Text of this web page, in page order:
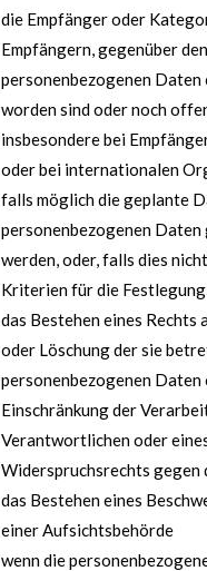
die Empfänger oder
Empfängern, gegenüber
personenbezogenen
worden sind oder noch
insbesondere bei
oder bei internationalen
falls möglich die geplante
personenbezogenen
werden, oder, falls dies
Kriterien für die
das Bestehen eines
oder Löschung der sie
personenbezogenen Daten
Einschränkung der
Verantwortlichen oder
Widerspruchsrechts gegen
das Bestehen eines
einer Aufsichtsbehörde
wenn die